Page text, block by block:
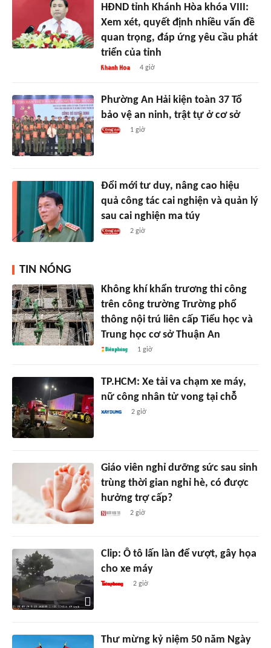
HĐND tỉnh Khánh Hòa khóa VIII:
Xem xét, quyết định nhiều vấn đề
quan trọng, đáp ứng yêu cầu phát
triển của tỉnh
4 giờ
Phường An Hải kiện toàn 37 Tổ
bảo vệ an ninh, trật tự ở cơ sở
1 giờ
Đổi mới tư duy, nâng cao hiệu
quả công tác cai nghiện và quản lý
sau cai nghiện ma túy
2 giờ
TIN NÓNG
Không khí khẩn trương thi công
trên công trường Trường phổ
thông nội trú liên cấp Tiểu học và
Trung học cơ sở Thuận An
1 giờ
TP.HCM: Xe tải va chạm xe máy,
nữ công nhân tử vong tại chỗ
2 giờ
Giáo viên nghỉ dưỡng sức sau sinh
trùng thời gian nghỉ hè, có được
hưởng trợ cấp?
2 giờ
Clip: Ô tô lấn làn để vượt, gây họa
cho xe máy
2 giờ
Thư mừng kỷ niệm 50 năm Ngày